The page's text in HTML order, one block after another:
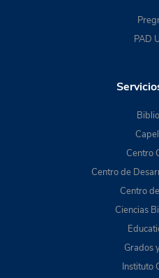
PAD
Centro
Centro de
Centro
Ciencias
Grados
Instituto